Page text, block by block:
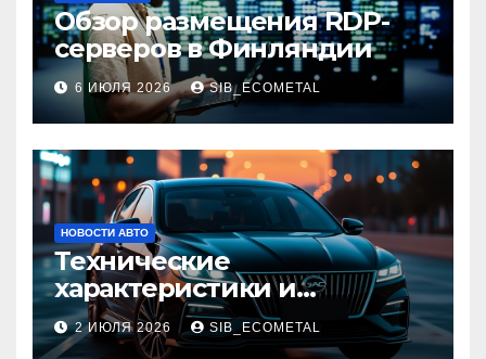
Обзор размещения RDP-
серверов в Финляндии
6 ИЮЛЯ 2026 SIB_ECOMETAL
НОВОСТИ АВТО
Технические
характеристики и
доступные комплектации
GAC Empow
2 ИЮЛЯ 2026 SIB_ECOMETAL